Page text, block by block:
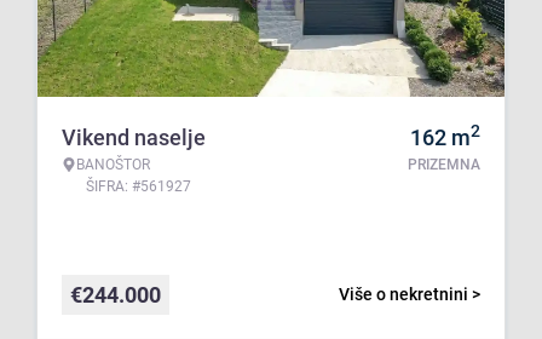
Vikend naselje
BANOŠTOR
ŠIFRA: #561927
162 m2
PRIZEMNA
Više o nekretnini >
€244.000